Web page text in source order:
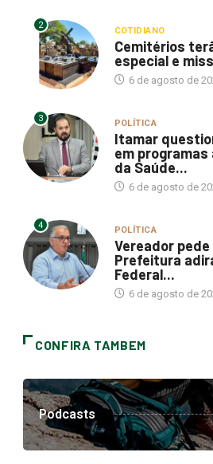
2 COTIDIANO
Cemitérios
especial e
6 de agosto de
3 POLÍTICA
Itamar
em
da Saúde...
6 de agosto de
4 POLÍTICA
Vereador pede
Prefeitura
Federal...
6 de agosto de
CONFIRA TAMBEM
Podcasts